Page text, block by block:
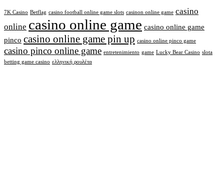
7K Casino Betflag casino football online game slots casinon online game casino
online casino online game casino online game
pinco casino online game pin up casino online pinco game
casino pinco online game entretenimiento game Lucky Bear Casino slota
betting game casino ελληνική ρουλέτα